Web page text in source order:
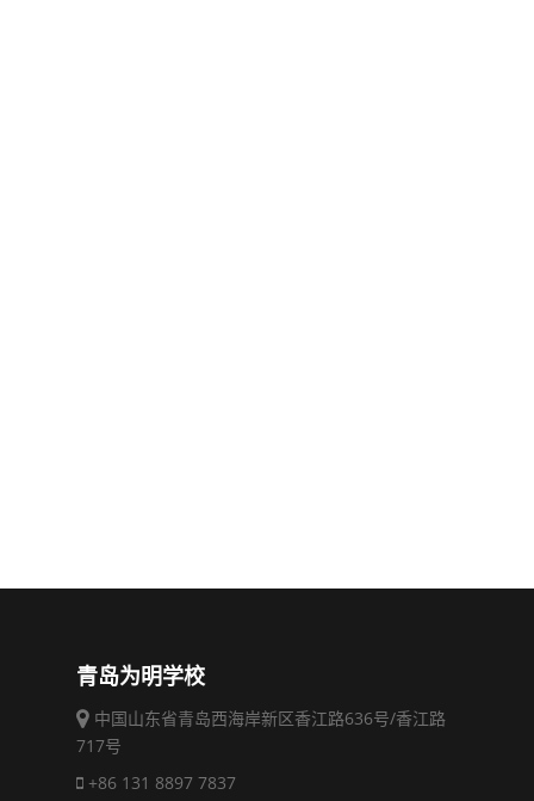
青岛为明学校
中国山东省青岛西海岸新区香江路636号/香江路
717号
+86 131 8897 7837